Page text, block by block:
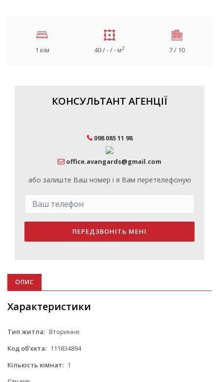
1 кім 40 / - / - м2 7 / 10
КОНСУЛЬТАНТ АГЕНЦІЇ
098 085 11 98
office.avangards@gmail.com
або залиште Ваш номер і я Вам перетелефоную
ПЕРЕДЗВОНІТЬ МЕНІ
ОПИС
Характеристики
Тип житла: Вторинне
Код об'єкта: 111834894
Кількість кімнат: 1